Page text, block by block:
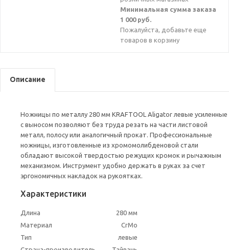
Минимальная сумма заказа
1 000 руб.
Пожалуйста, добавьте еще
товаров в корзину
Описание
Ножницы по металлу 280 мм KRAFTOOL Aligator левые усиленные
с выносом позволяют без труда резать на части листовой
металл, полосу или аналогичный прокат. Профессиональные
ножницы, изготовленные из хромомолибденовой стали
обладают высокой твердостью режущих кромок и рычажным
механизмом. Инструмент удобно держать в руках за счет
эргономичных накладок на рукоятках.
Характеристики
Длина
280 мм
Материал
CrMo
Тип
левые